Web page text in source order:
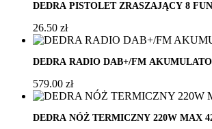
DEDRA PISTOLET ZRASZAJĄCY 8
26.50 zł
DEDRA RADIO DAB+/FM
579.00 zł
DEDRA NÓŻ TERMICZNY 220W MAX